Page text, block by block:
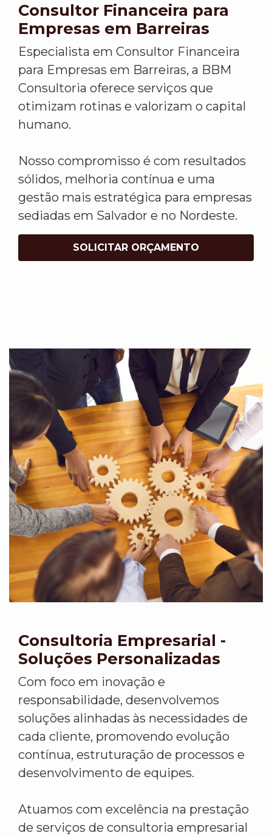
Consultor Financeira para
Empresas em Barreiras
Especialista em Consultor Financeira
para Empresas em Barreiras, a BBM
Consultoria oferece serviços que
otimizam rotinas e valorizam o capital
humano.
Nosso compromisso é com resultados
sólidos, melhoria contínua e uma
gestão mais estratégica para empresas
sediadas em Salvador e no Nordeste.
SOLICITAR ORÇAMENTO
Consultoria Empresarial -
Soluções Personalizadas
Com foco em inovação e
responsabilidade, desenvolvemos
soluções alinhadas às necessidades de
cada cliente, promovendo evolução
contínua, estruturação de processos e
desenvolvimento de equipes.
Atuamos com excelência na prestação
de serviços de consultoria empresarial